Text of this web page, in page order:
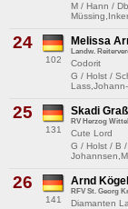
M / Hann /
24
102
Melissa
Landw.
Codorit
G / Holst /
25
131
Skadi Graß
RV Herzog
Cute Lord
G / Holst / B
26
141
Arnd
RFV St. Georg
Diamanten